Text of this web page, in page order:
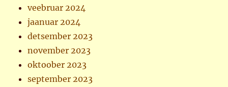
veebruar 2024
jaanuar 2024
detsember 2023
november 2023
oktoober 2023
september 2023